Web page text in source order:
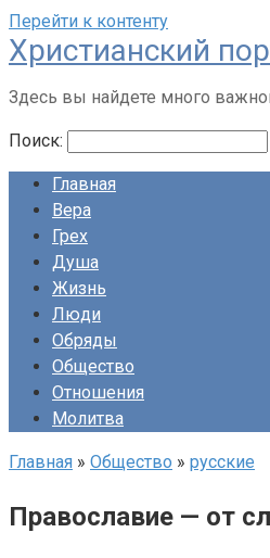
Перейти к контенту
Христианский
Здесь вы найдете много
Поиск:
Главная
Вера
Грех
Душа
Жизнь
Люди
Обряды
Общество
Отношения
Молитва
Главная » Общество » русские
Православие — от